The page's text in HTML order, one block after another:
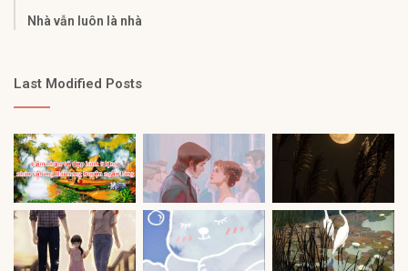
Nhà vẫn luôn là nhà
Last Modified Posts